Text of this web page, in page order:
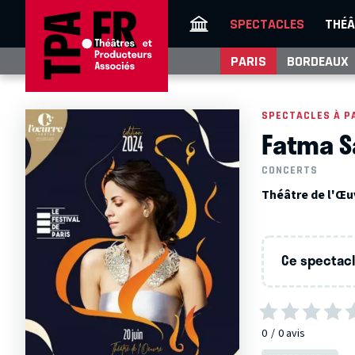
SPECTACLES
PARIS BORDEAUX
SPECTACLES À
Fatma
CONCERTS
Théâtre de
Ce
0 0avis